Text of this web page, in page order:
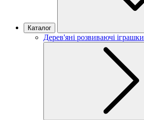
Каталог
Дерев'яні розвиваючі іграшки